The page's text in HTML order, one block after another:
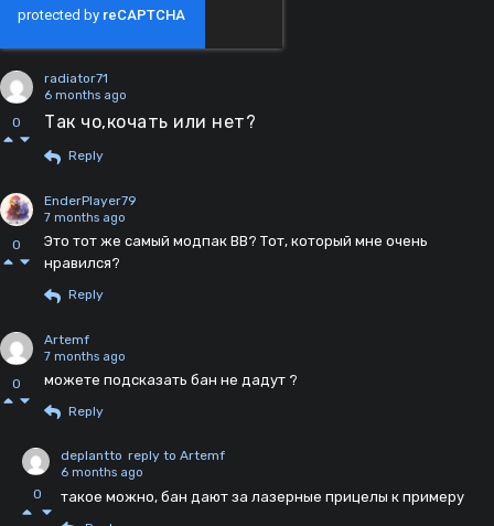
0
radiator71
6 months ago
Так чо,кочать или нет?
Reply
0
EnderPlayer79
7 months ago
Это тот же самый модпак BB? Тот, который мне очень
нравился?
Reply
0
Artemf
7 months ago
можете подсказать бан не дадут ?
Reply
0
deplantto reply to Artemf
6 months ago
такое можно, бан дают за лазерные прицелы к примеру